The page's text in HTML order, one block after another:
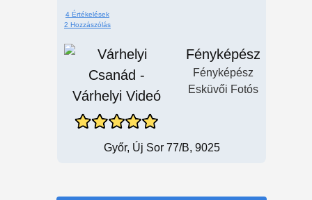
4 Értékelések
2 Hozzászólás
Fényképész
Fényképész
Esküvői Fotós
Győr, Új Sor 77/B, 9025